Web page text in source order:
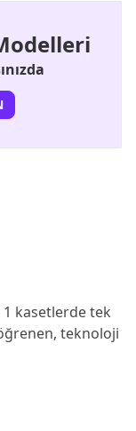
kasetlerde tek
teknoloji